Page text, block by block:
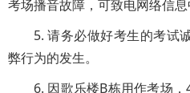
考场播音故障，可致电网络信息
5. 请务必做好考生的考试
弊行为的发生。
6. 因歌乐楼B栋用作考场，